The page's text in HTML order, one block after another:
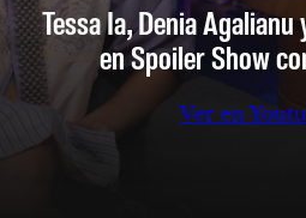
Tessa Ia, Denia
en Spoiler Show
Ver en